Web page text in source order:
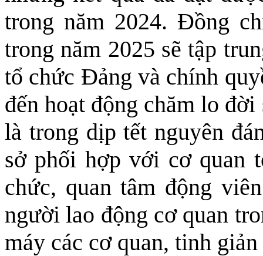
trong năm 2024. Đồng
trong năm 2025 sẽ tập
tổ chức Đảng và chính
đến hoạt động chăm lo
là trong dịp tết nguyên
sở phối hợp với cơ quan
chức, quan tâm động
người lao động cơ quan
máy các cơ quan, tinh